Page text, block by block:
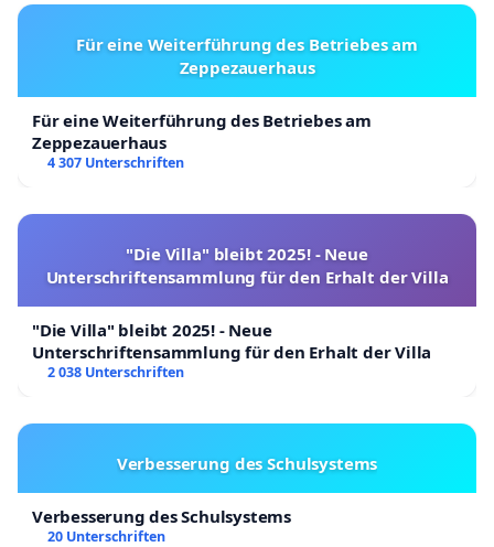
Für eine Weiterführung des Betriebes am
Zeppezauerhaus
Für eine Weiterführung des Betriebes am
Zeppezauerhaus
4 307 Unterschriften
"Die Villa" bleibt 2025! - Neue
Unterschriftensammlung für den Erhalt der Villa
"Die Villa" bleibt 2025! - Neue
Unterschriftensammlung für den Erhalt der Villa
2 038 Unterschriften
Verbesserung des Schulsystems
Verbesserung des Schulsystems
20 Unterschriften